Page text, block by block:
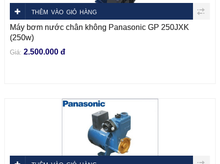
THÊM VÀO GIỎ HÀNG
Máy bơm nước chân không Panasonic GP 250JXK
(250w)
Giá: 2.500.000 đ